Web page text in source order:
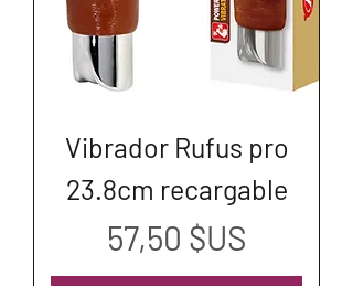
Vibrador Rufus pro
23.8cm recargable
Prix
57,50 $US